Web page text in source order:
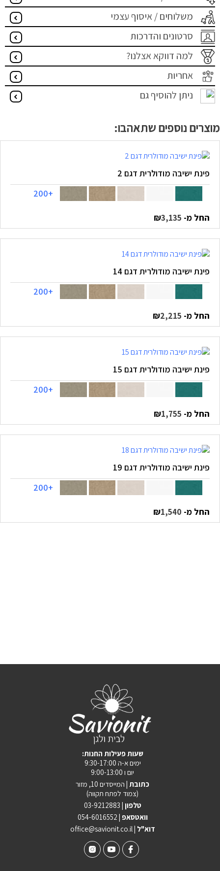
משלוחים / איסוף עצמי
סרטונים והדרכות
למה דווקא אצלנו?
אחריות
ניתן להוסיף גם
מוצרים נוספים שתאהבו:
פינת ישיבה מודולרית דגם 2
+200
החל מ- ₪3,135
פינת ישיבה מודולרית דגם 14
+200
החל מ- ₪2,215
פינת ישיבה מודולרית דגם 15
+200
החל מ- ₪1,755
פינת ישיבה מודולרית דגם 19
+200
החל מ- ₪1,540
:שעות פעילות החנות
ימים א-ה 9:30-17:00
יום ו 9:00-13:00
כתובת | המייסדים 10, מזור
(צמוד לפתח תקווה)
טלפון | 03-9212883
וואטסאפ | 054-6016552
office@savionit.co.il | דוא"ל